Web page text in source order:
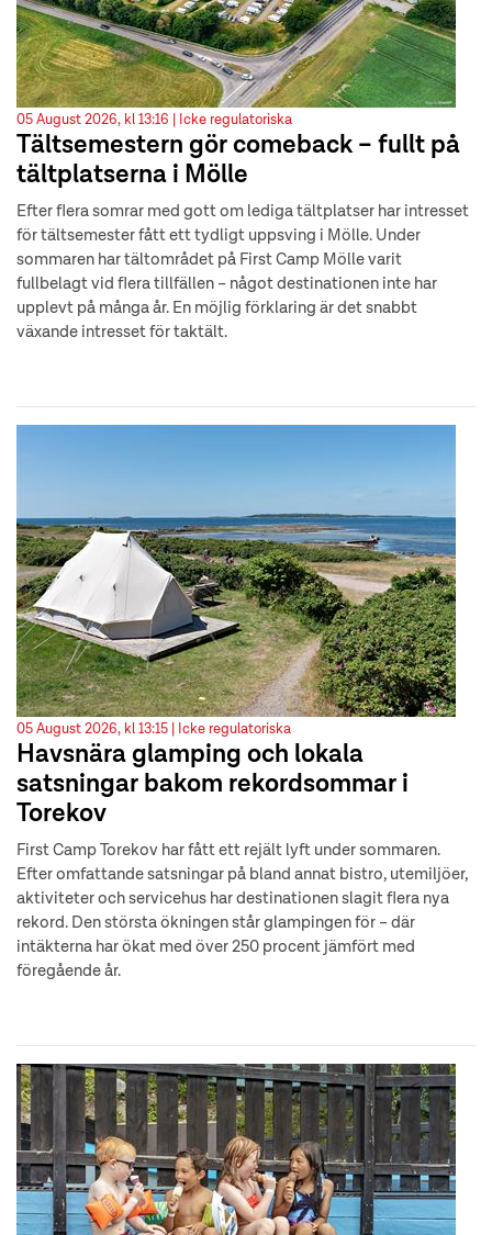
05 August 2026, kl 13:16 | Icke regulatoriska
Tältsemestern gör comeback – fullt på
tältplatserna i Mölle
Efter flera somrar med gott om lediga tältplatser har intresset
för tältsemester fått ett tydligt uppsving i Mölle. Under
sommaren har tältområdet på First Camp Mölle varit
fullbelagt vid flera tillfällen – något destinationen inte har
upplevt på många år. En möjlig förklaring är det snabbt
växande intresset för taktält.
05 August 2026, kl 13:15 | Icke regulatoriska
Havsnära glamping och lokala
satsningar bakom rekordsommar i
Torekov
First Camp Torekov har fått ett rejält lyft under sommaren.
Efter omfattande satsningar på bland annat bistro, utemiljöer,
aktiviteter och servicehus har destinationen slagit flera nya
rekord. Den största ökningen står glampingen för – där
intäkterna har ökat med över 250 procent jämfört med
föregående år.